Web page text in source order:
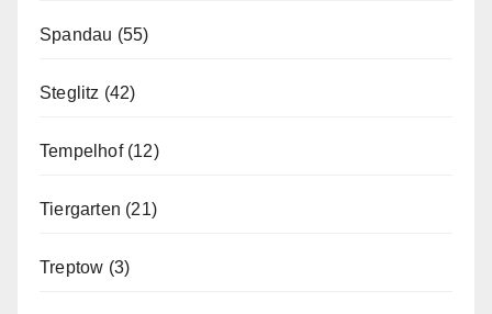
Spandau (55)
Steglitz (42)
Tempelhof(12)
Tiergarten (21)
Treptow (3)